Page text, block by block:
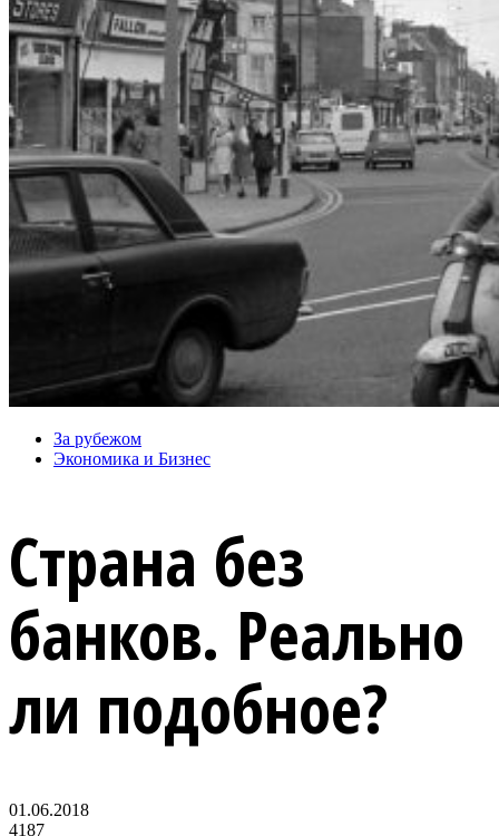
За рубежом
Экономика и Бизнес
Страна без
банков. Реально
ли подобное?
01.06.2018
4187